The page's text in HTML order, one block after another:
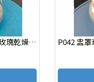
P045 盅罩玫瑰永生花 香皂玫瑰乾燥永生花束 情人節花束